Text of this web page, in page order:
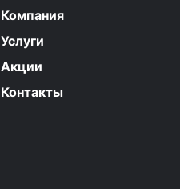
Компания
Услуги
Акции
Контакты